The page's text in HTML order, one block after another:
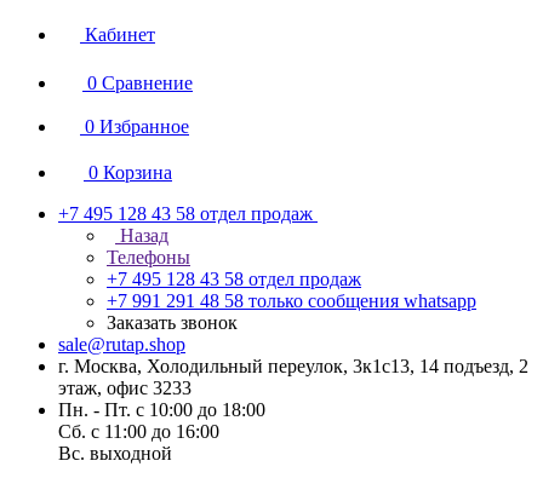
Кабинет
0 Сравнение
0 Избранное
0 Корзина
+7 495 128 43 58 отдел продаж
Назад
Телефоны
+7 495 128 43 58 отдел продаж
+7 991 291 48 58 только сообщения whatsapp
Заказать звонок
sale@rutap.shop
г. Москва, Холодильный переулок, 3к1с13, 14 подъезд, 2
этаж, офис 3233
Пн. - Пт. с 10:00 до 18:00
Сб. с 11:00 до 16:00
Вс. выходной